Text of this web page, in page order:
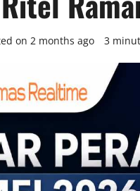
on 2 months ago 3